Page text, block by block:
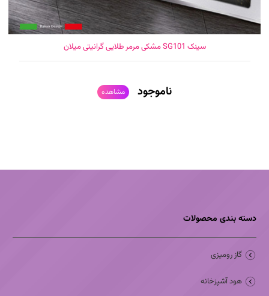
سینک SG101 مشکی مرمر طلایی گرانیتی میلان
ناموجود مشاهده
دسته بندی محصولات
گاز رومیزی
هود آشپزخانه